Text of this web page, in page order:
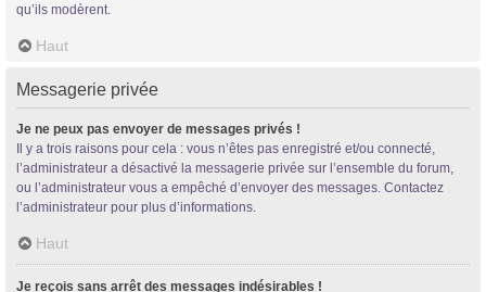
qu’ils modèrent.
Haut
Messagerie privée
Je ne peux pas envoyer de messages privés !
Il y a trois raisons pour cela : vous n’êtes pas enregistré et/ou connecté,
l’administrateur a désactivé la messagerie privée sur l’ensemble du forum,
ou l’administrateur vous a empêché d’envoyer des messages. Contactez
l’administrateur pour plus d’informations.
Haut
Je reçois sans arrêt des messages indésirables !